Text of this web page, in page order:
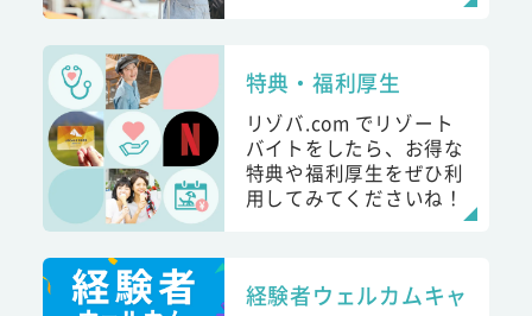
特典・福利厚生
リゾバ.com でリゾート
バイトをしたら、お得な
特典や福利厚生をぜひ利
用してみてくださいね！
経験者ウェルカムキャ